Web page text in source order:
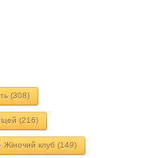
(308)
(216)
Жіночий клуб (149)